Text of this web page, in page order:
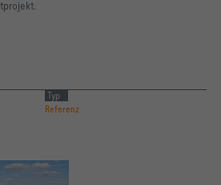
Typ
Referenz